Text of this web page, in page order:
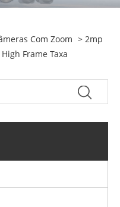
Com Zoom > 2mp
Frame Taxa